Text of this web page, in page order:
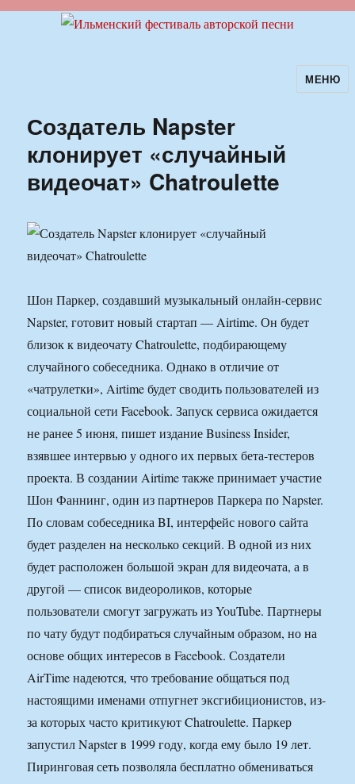
Ильменский фестиваль авторскойМЕНЮ
Создатель Napster
клонирует «случайный
видеочат» Chatroulette
Шон Паркер, создавший музыкальный онлайн-сервис
Napster, готовит новый стартап — Airtime. Он будет
близок к видеочату Chatroulette, подбирающему
случайного собеседника. Однако в отличие от
«чатрулетки», Airtime будет сводить пользователей из
социальной сети Facebook. Запуск сервиса ожидается
не ранее 5 июня, пишет издание Business Insider,
взявшее интервью у одного их первых бета-тестеров
проекта. В создании Airtime также принимает участие
Шон Фаннинг, один из партнеров Паркера по Napster.
По словам собеседника BI, интерфейс нового сайта
будет разделен на несколько секций. В одной из них
будет расположен большой экран для видеочата, а в
другой — список видеороликов, которые
пользователи смогут загружать из YouTube. Партнеры
по чату будут подбираться случайным образом, но на
основе общих интересов в Facebook. Создатели
AirTime надеются, что требование общаться под
настоящими именами отпугнет эксгибиционистов, из-
за которых часто критикуют Chatroulette. Паркер
запустил Napster в 1999 году, когда ему было 19 лет.
Пиринговая сеть позволяла бесплатно обмениваться